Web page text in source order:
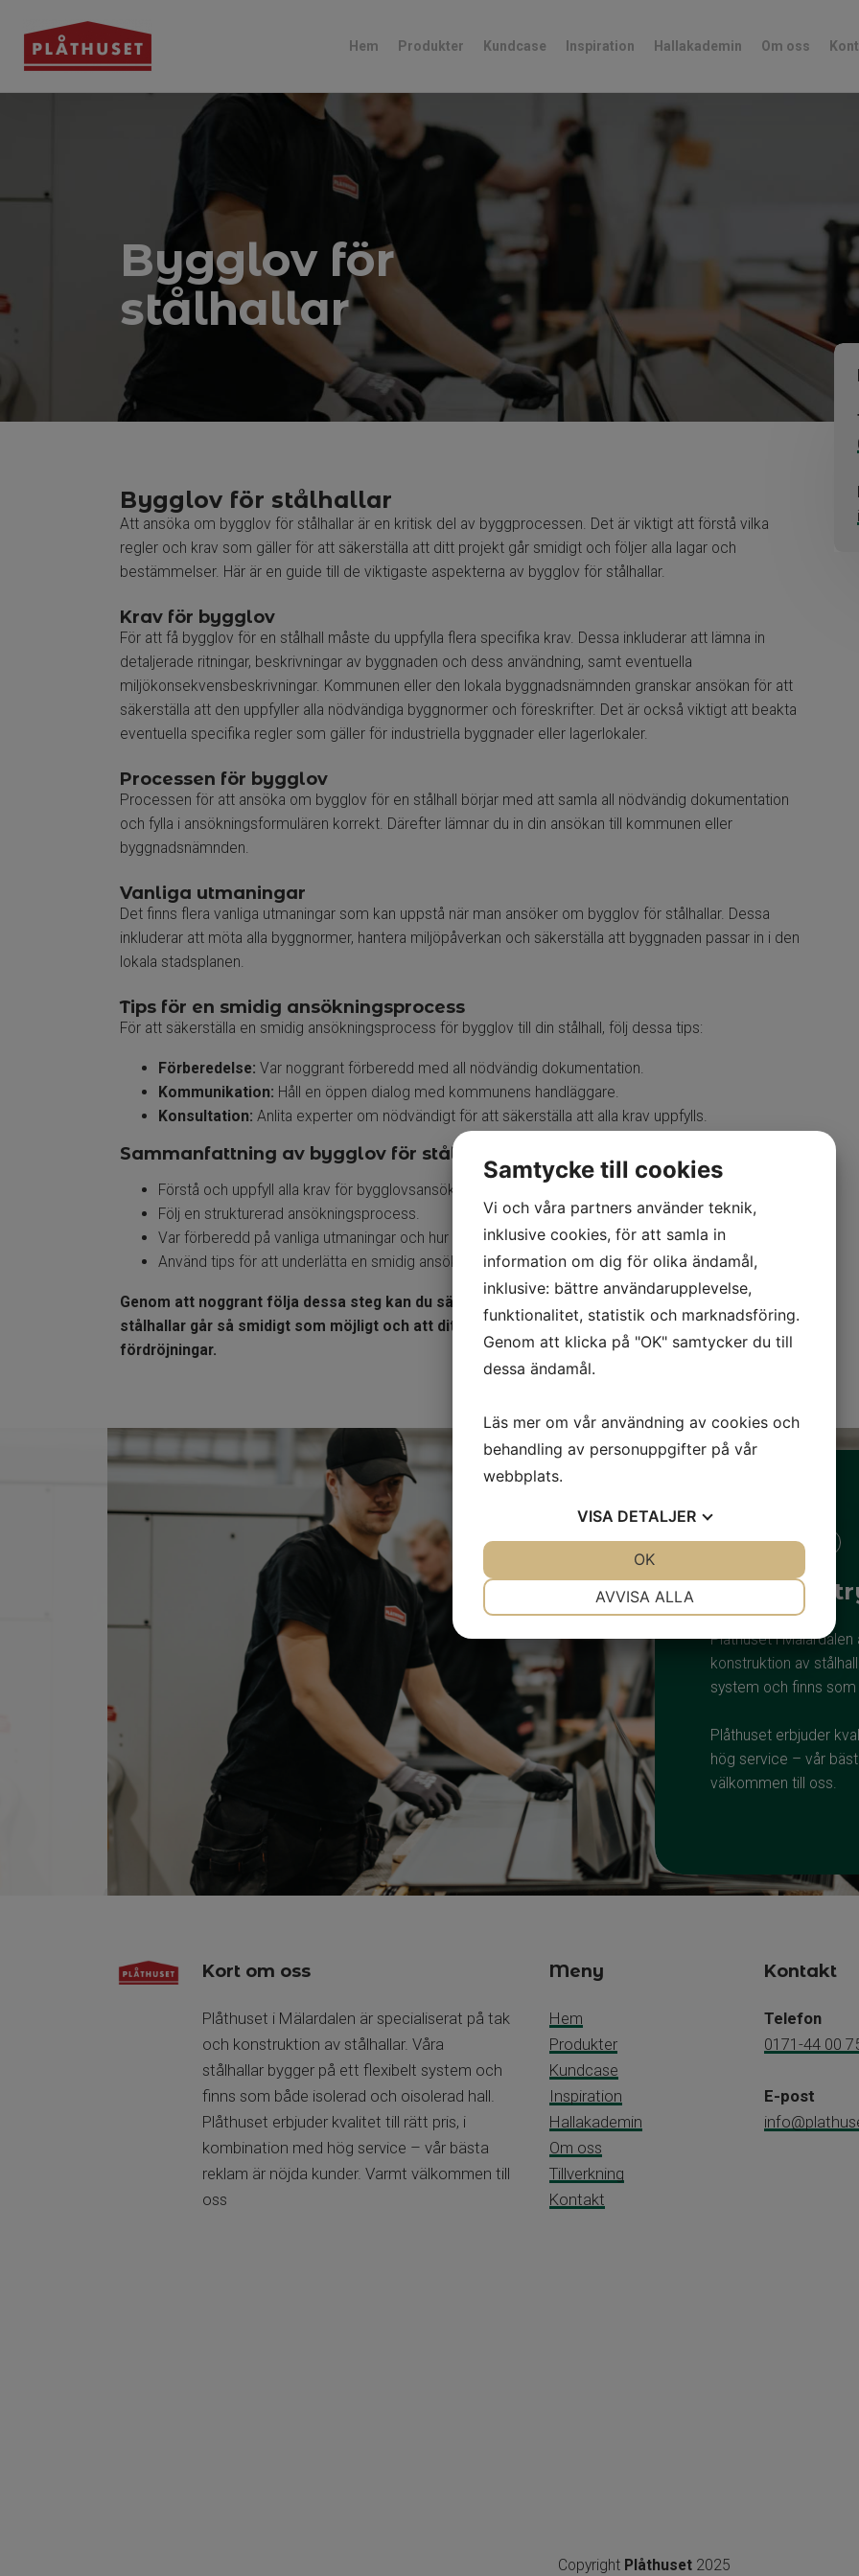
Hem Produkter Kundcase Inspiration Hallakademin Om oss
Bygglov för
stålhallar
Bygglov för stålhallar
Att ansöka om bygglov för stålhallar är en kritisk del av byggprocessen. Det är viktigt att förstå vilka
regler och krav som gäller för att säkerställa att ditt projekt går smidigt och följer alla lagar och
bestämmelser. Här är en guide till de viktigaste aspekterna av bygglov för stålhallar.
Krav för bygglov
För att få bygglov för en stålhall måste du uppfylla flera specifika krav. Dessa inkluderar att lämna in
detaljerade ritningar, beskrivningar av byggnaden och dess användning, samt eventuella
miljökonsekvensbeskrivningar. Kommunen eller den lokala byggnadsnämnden granskar ansökan för att
säkerställa att den uppfyller alla nödvändiga byggnormer och föreskrifter. Det är också viktigt att beakta
eventuella specifika regler som gäller för industriella byggnader eller lagerlokaler.
Processen för bygglov
Processen för att ansöka om bygglov för en stålhall börjar med att samla all nödvändig dokumentation
och fylla i ansökningsformulären korrekt. Därefter lämnar du in din ansökan till kommunen eller
byggnadsnämnden.
Vanliga utmaningar
Det finns flera vanliga utmaningar som kan uppstå när man ansöker om bygglov för stålhallar. Dessa
inkluderar att möta alla byggnormer, hantera miljöpåverkan och säkerställa att byggnaden passar in i den
lokala stadsplanen.
Tips för en smidig ansökningsprocess
För att säkerställa en smidig ansökningsprocess för bygglov till din stålhall, följ dessa tips:
Förberedelse: Var noggrant förberedd med all nödvändig dokumentation.
Kommunikation: Håll en öppen dialog med kommunens handläggare.
Konsultation: Anlita experter om nödvändigt för att säkerställa att alla krav uppfylls.
Sammanfattning av bygglov för stålhallar
Förstå och uppfyll alla krav för bygglovsansökan.
Följ en strukturerad ansökningsprocess.
Var förberedd på vanliga utmaningar och hur man hanterar dem.
Använd tips för att underlätta en smidig ansökningsprocess.
Genom att noggrant följa dessa steg kan du säkerställa att din ansökan om bygglov för
stålhallar går så smidigt som möjligt och att ditt byggprojekt kan påbörjas utan onödiga
fördröjningar.
Kostnadsfri rådgivning
Kvalitet &
Plåthuset i
konstruktion av
system och finns som
Plåthuset erbjuder
hög service – vår
välkommen till oss.
Kort om oss
Plåthuset i Mälardalen är specialiserat på tak
och konstruktion av stålhallar. Våra
stålhallar bygger på ett flexibelt system och
finns som både isolerad och oisolerad hall.
Plåthuset erbjuder kvalitet till rätt pris, i
kombination med hög service – vår bästa
reklam är nöjda kunder. Varmt välkommen till
oss
Meny
Hem
Produkter
Kundcase
Inspiration
Hallakademin
Om oss
Tillverkning
Kontakt
Kontakt
Telefon
0171-44 00
E-post
Copyright Plåthuset 2025
Samtycke till cookies
Vi och våra partners använder teknik,
inklusive cookies, för att samla in
information om dig för olika ändamål,
inklusive: bättre användarupplevelse,
funktionalitet, statistik och marknadsföring.
Genom att klicka på "OK" samtycker du till
dessa ändamål.
Läs mer om vår användning av cookies och
behandling av personuppgifter på vår
webbplats.
VISA DETALJER
MARKNADSFÖRING STATISTIK
AVVISA ALLA
OK